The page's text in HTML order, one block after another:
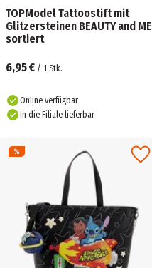
TOPModel Tattoostift mit
Glitzersteinen BEAUTY and ME
sortiert
6,95 € / 1 Stk.
Online verfügbar
In die Filiale lieferbar